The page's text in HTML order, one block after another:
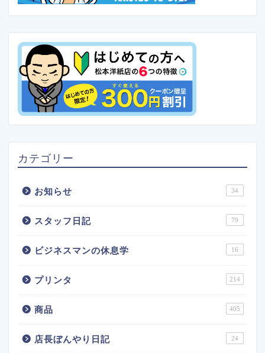
カテゴリー
お知らせ 34
スタッフ日記 79
ビジネスマンの休息学 16
プリンタ 214
商品 405
店長ぼんやり日記 24